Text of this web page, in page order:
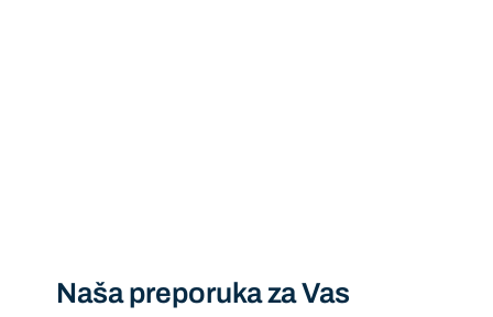
Naša preporuka za Vas